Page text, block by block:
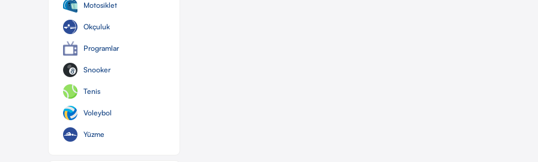
Motosiklet
Okçuluk
Programlar
Snooker
Tenis
Voleybol
Yüzme